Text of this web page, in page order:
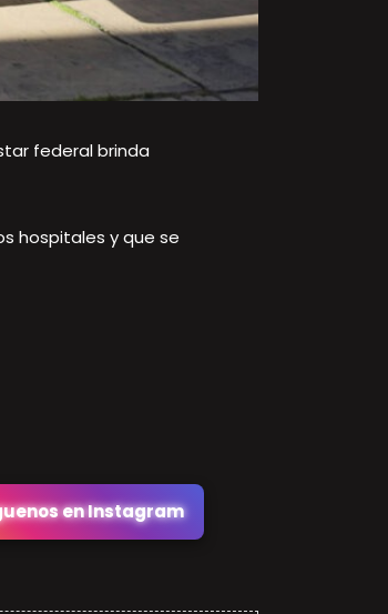
federal brinda
hospitales y que se
en Instagram